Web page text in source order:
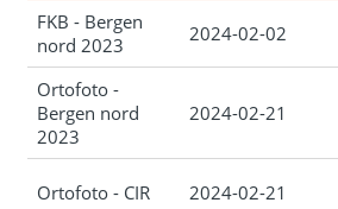
FKB - Bergen
nord 2023
2024-02-02
Ortofoto -
Bergen nord
2023
2024-02-21
Ortofoto - CIR 2024-02-21